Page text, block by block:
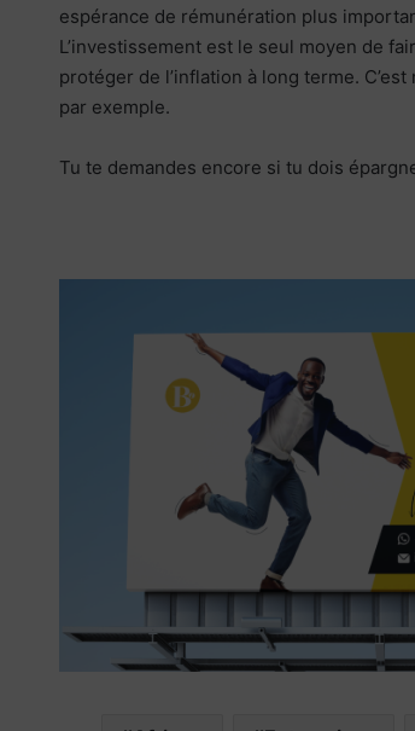
espérance de rémunération plus
L’investissement est le seul moyen de
protéger de l’inflation à long terme.
par exemple.
Tu te demandes encore si tu dois